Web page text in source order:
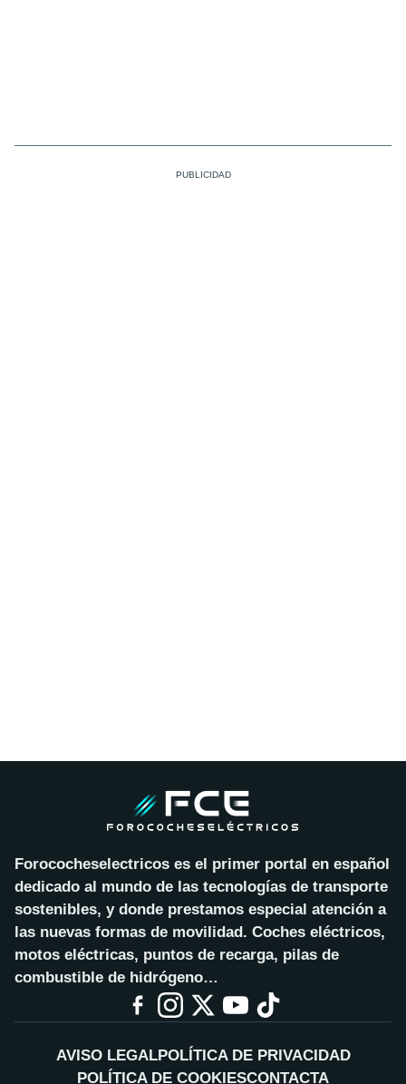
Forococheselectricos es el primer portal en español
dedicado al mundo de las tecnologías de transporte
sostenibles, y donde prestamos especial atención a
las nuevas formas de movilidad. Coches eléctricos,
motos eléctricas, puntos de recarga, pilas de
combustible de hidrógeno…
AVISO LEGALPOLÍTICA DE PRIVACIDAD
POLÍTICA DE COOKIESCONTACTA